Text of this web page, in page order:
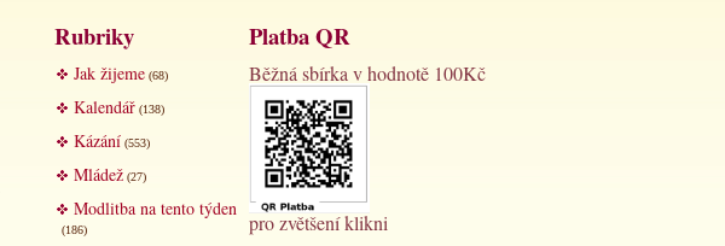
Rubriky
Jak žijeme (68)
Kalendář (138)
Kázání (553)
Mládež (27)
Modlitba na tento týden
(186)
Platba QR
Běžná sbírka v hodnotě 100Kč
pro zvětšení klikni